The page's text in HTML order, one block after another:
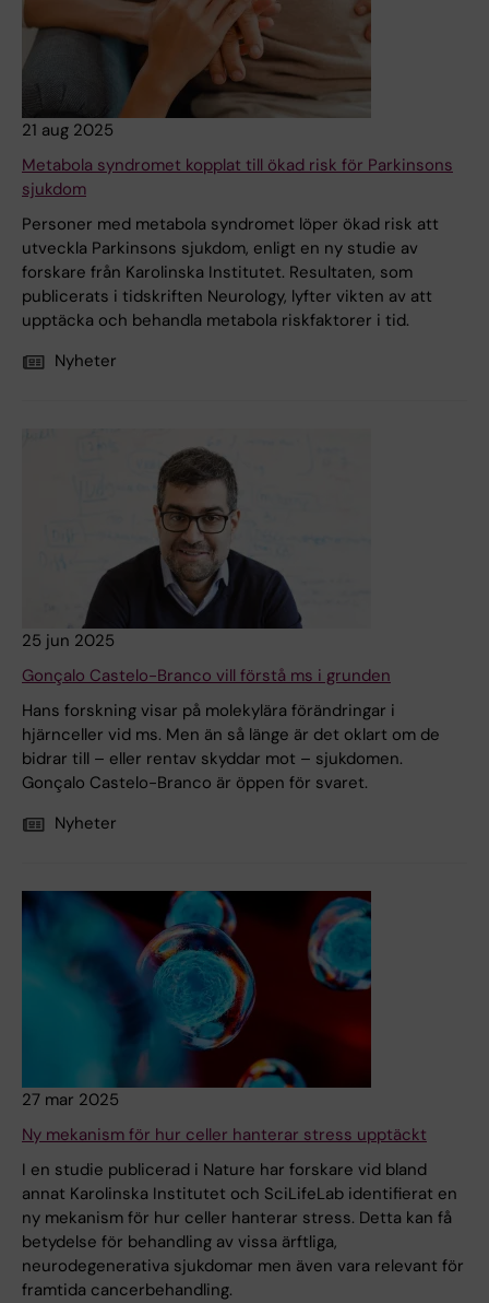
21 aug 2025
Metabola syndromet kopplat till ökad risk för Parkinsons
sjukdom
Personer med metabola syndromet löper ökad risk att
utveckla Parkinsons sjukdom, enligt en ny studie av
forskare från Karolinska Institutet. Resultaten, som
publicerats i tidskriften Neurology, lyfter vikten av att
upptäcka och behandla metabola riskfaktorer i tid.
Nyheter
25 jun 2025
Gonçalo Castelo-Branco vill förstå ms i grunden
Hans forskning visar på molekylära förändringar i
hjärnceller vid ms. Men än så länge är det oklart om de
bidrar till – eller rentav skyddar mot – sjukdomen.
Gonçalo Castelo-Branco är öppen för svaret.
Nyheter
27 mar 2025
Ny mekanism för hur celler hanterar stress upptäckt
I en studie publicerad i Nature har forskare vid bland
annat Karolinska Institutet och SciLifeLab identifierat en
ny mekanism för hur celler hanterar stress. Detta kan få
betydelse för behandling av vissa ärftliga,
neurodegenerativa sjukdomar men även vara relevant för
framtida cancerbehandling.